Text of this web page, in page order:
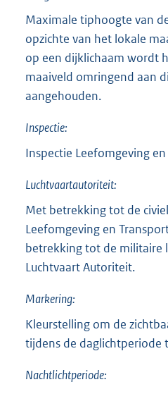
Maximale tiphoogte van
opzichte van het lokale
op een dijklichaam wordt
maaiveld omringend aan
aangehouden.
Inspectie:
Inspectie Leefomgeving
Luchtvaartautoriteit:
Met betrekking tot de
Leefomgeving en
betrekking tot de militaire
Luchtvaart Autoriteit.
Markering:
Kleurstelling om de
tijdens de daglichtperiode
Nachtlichtperiode: